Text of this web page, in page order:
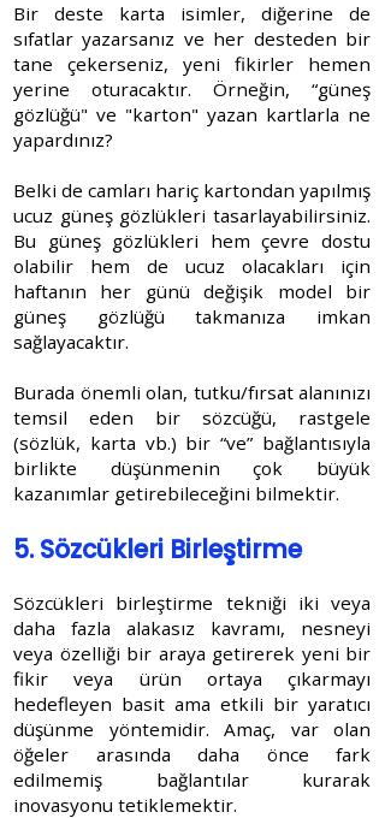
Bir deste karta isimler, diğerine de
sıfatlar yazarsanız ve her desteden bir
tane çekerseniz, yeni fikirler hemen
yerine oturacaktır. Örneğin, “güneş
gözlüğü" ve "karton" yazan kartlarla ne
yapardınız?
Belki de camları hariç kartondan yapılmış
ucuz güneş gözlükleri tasarlayabilirsiniz.
Bu güneş gözlükleri hem çevre dostu
olabilir hem de ucuz olacakları için
haftanın her günü değişik model bir
güneş gözlüğü takmanıza imkan
sağlayacaktır.
Burada önemli olan, tutku/fırsat alanınızı
temsil eden bir sözcüğü, rastgele
(sözlük, karta vb.) bir “ve” bağlantısıyla
birlikte düşünmenin çok büyük
kazanımlar getirebileceğini bilmektir.
5. Sözcükleri Birleştirme
Sözcükleri birleştirme tekniği iki veya
daha fazla alakasız kavramı, nesneyi
veya özelliği bir araya getirerek yeni bir
fikir veya ürün ortaya çıkarmayı
hedefleyen basit ama etkili bir yaratıcı
düşünme yöntemidir. Amaç, var olan
öğeler arasında daha önce fark
edilmemiş bağlantılar kurarak
inovasyonu tetiklemektir.